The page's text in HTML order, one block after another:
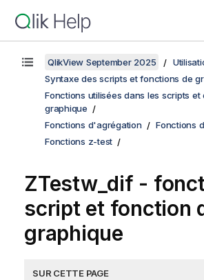
QlikView September 2025
Syntaxe des scripts et fonctions de
Fonctions utilisées dans les scripts et
graphique
Fonctions d'agrégation
Fonctions
Fonctions z-test
ZTestw_dif -
script et fonction
graphique
SUR CETTE PAGE